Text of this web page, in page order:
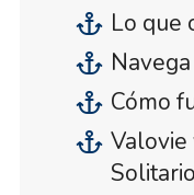
Lo que
Cómo
Valovie
Solitario